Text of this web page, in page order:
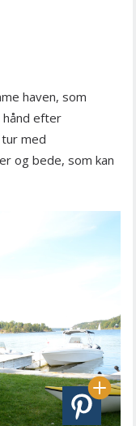
haven, som
efter
med
og bede, som kan